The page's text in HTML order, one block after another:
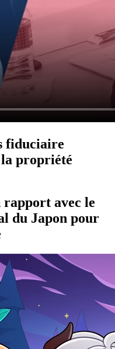
fiduciaire
propriété
rapport avec le
du Japon pour